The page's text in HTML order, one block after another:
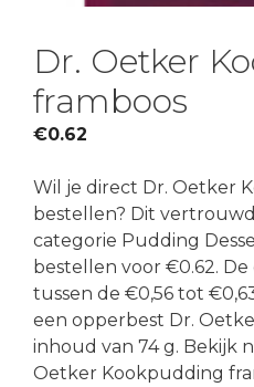
Dr. Oetker
framboos
€0.62
Wil je direct Dr. Oetker
bestellen? Dit
categorie Pudding
bestellen voor €0.62.
tussen de €0,56 tot
een opperbest Dr.
inhoud van 74 g. Bekijk
Oetker Kookpudding